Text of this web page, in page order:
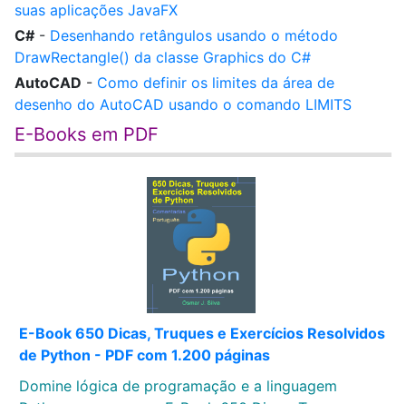
suas aplicações JavaFX
C# - Desenhando retângulos usando o método
DrawRectangle() da classe Graphics do C#
AutoCAD - Como definir os limites da área de
desenho do AutoCAD usando o comando LIMITS
E-Books em PDF
E-Book 650 Dicas, Truques e Exercícios Resolvidos
de Python - PDF com 1.200 páginas
Domine lógica de programação e a linguagem